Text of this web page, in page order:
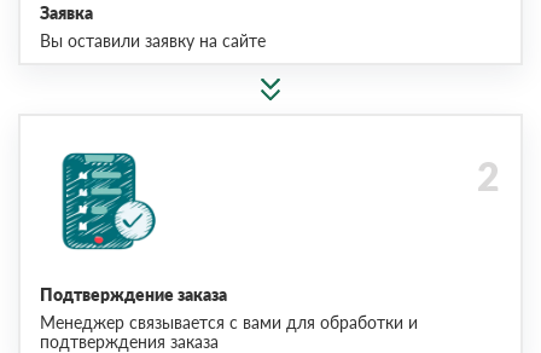
Заявка
Вы оставили заявку на сайте
Подтверждение заказа
Менеджер связывается с вами для обработки и
подтверждения заказа